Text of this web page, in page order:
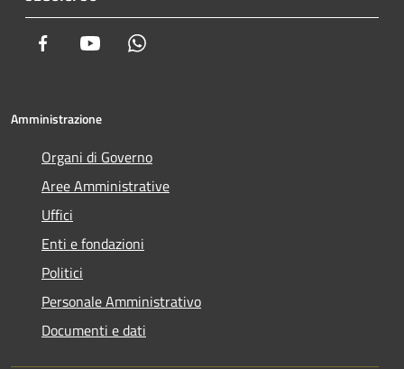
Facebook Youtube
Amministrazione
Organi di Governo
Aree Amministrative
Uffici
Enti e fondazioni
Politici
Personale Amministrativo
Documenti e dati